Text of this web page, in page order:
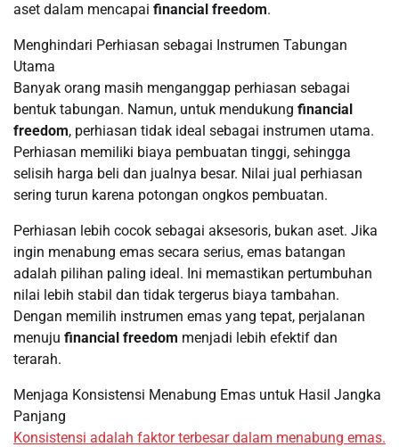
aset dalam mencapai financial freedom.
Menghindari Perhiasan sebagai Instrumen Tabungan
Utama
Banyak orang masih menganggap perhiasan sebagai
bentuk tabungan. Namun, untuk mendukung financial
freedom, perhiasan tidak ideal sebagai instrumen utama.
Perhiasan memiliki biaya pembuatan tinggi, sehingga
selisih harga beli dan jualnya besar. Nilai jual perhiasan
sering turun karena potongan ongkos pembuatan.
Perhiasan lebih cocok sebagai aksesoris, bukan aset. Jika
ingin menabung emas secara serius, emas batangan
adalah pilihan paling ideal. Ini memastikan pertumbuhan
nilai lebih stabil dan tidak tergerus biaya tambahan.
Dengan memilih instrumen emas yang tepat, perjalanan
menuju financial freedom menjadi lebih efektif dan
terarah.
Menjaga Konsistensi Menabung Emas untuk Hasil Jangka
Panjang
Konsistensi adalah faktor terbesar dalam menabung emas.